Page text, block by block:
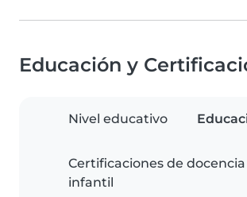
Educación y
Nivel educativo
Certificaciones de
infantil